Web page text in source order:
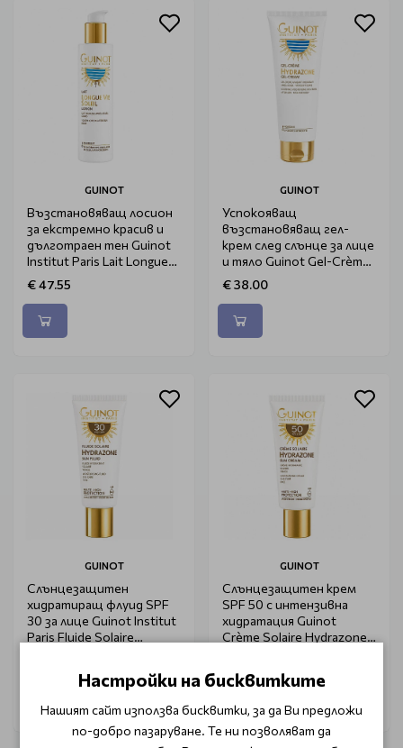
GUINOT
Възстановяващ лосион
за екстремно красив и
дълготраен тен Guinot
Institut Paris Lait Longue
Vie Soleil 150ml
€ 47.55
GUINOT
Успокояващ
възстановяващ гел-
крем след слънце за лице
и тяло Guinot Gel-Crème
Hydrazone Après-Soleil
150ml
€ 38.00
GUINOT
Слънцезащитен
хидратиращ флуид SPF
30 за лице Guinot Institut
Paris Fluide Solaire
GUINOT
Слънцезащитен крем
SPF 50 с интензивна
хидратация Guinot
Crème Solaire Hydrazone
Настройки на бисквитките
Нашият сайт използва бисквитки, за да Ви предложи
по-добро пазаруване. Те ни позволяват да